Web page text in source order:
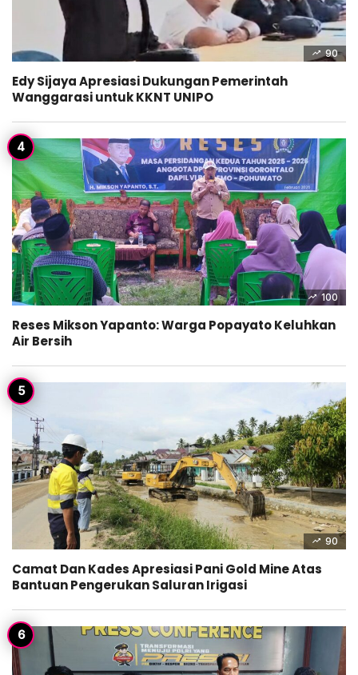
90
Edy Sijaya Apresiasi Dukungan Pemerintah
Wanggarasi untuk KKNT UNIPO
100
Reses Mikson Yapanto: Warga Popayato Keluhkan
Air Bersih
90
Camat Dan Kades Apresiasi Pani Gold Mine Atas
Bantuan Pengerukan Saluran Irigasi